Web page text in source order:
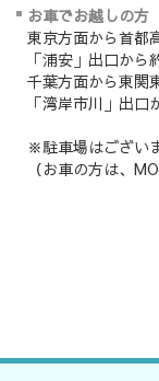
お車でお越しの方
東京方面から首都
「浦安」出口から
千葉方面から東関
「湾岸市川」出口
※駐車場はござい
（お車の方は、